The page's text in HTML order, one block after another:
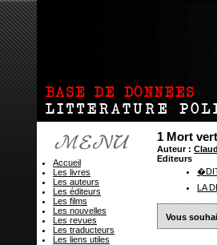
1 Mort
Auteur :
Editeurs
LA
Vous
Accueil
Les livres
Les auteurs
Les éditeurs
Les films
Les nouvelles
Les revues
Les traducteurs
Les liens utiles